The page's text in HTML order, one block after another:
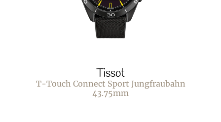
Tissot
T-Touch Connect Sport Jungfraubahn
43.75mm